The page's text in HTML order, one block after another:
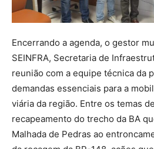
Encerrando a agenda, o gestor
SEINFRA, Secretaria de
reunião com a equipe técnica da
demandas essenciais para a
viária da região. Entre os temas
recapeamento do trecho da BA
Malhada de Pedras ao